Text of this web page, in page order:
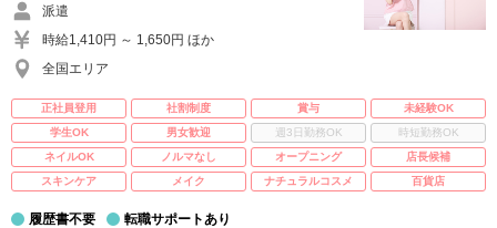
派遣
時給1,410円 ～ 1,650円 ほか
全国エリア
正社員登用 社割制度 賞与
未経験OK
学生OK
男女歓迎 週3日勤務OK
時短勤務OK
ネイルOK
ノルマなし オープニング
店長候補
スキンケア
メイク ナチュラルコスメ 百貨店
履歴書不要 転職サポートあり